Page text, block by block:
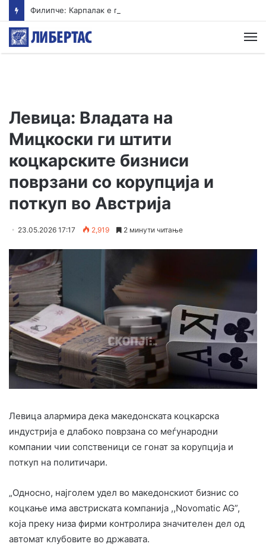
Левица: Владата на
Мицкоски ги штити
коцкарските бизниси
поврзани со корупција и
поткуп во Австрија
23.05.2026 17:17 2,919 2 минути читање
Левица алармира дека македонската коцкарска
индустрија е длабоко поврзана со меѓународни
компании чии сопственици се гонат за корупција и
поткуп на политичари.
„Односно, најголем удел во македонскиот бизнис со
коцкање има австриската компанија ,,Novomatic AG”,
која преку низа фирми контролира значителен дел од
автомат клубовите во државата.